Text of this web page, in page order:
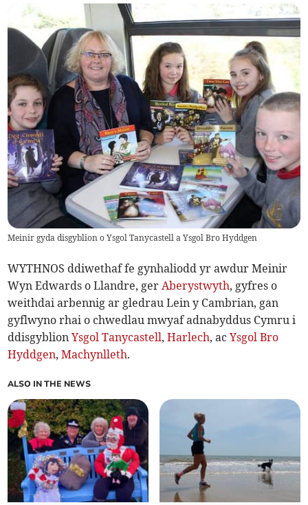
Meinir gyda disgyblion o Ysgol Tanycastell a Ysgol Bro Hyddgen
WYTHNOS ddiwethaf fe gynhaliodd yr awdur Meinir
Wyn Edwards o Llandre, gerAberystwyth, gyfres o
weithdai arbennig ar gledrau Lein y Cambrian, gan
gyflwyno rhai o chwedlau mwyaf adnabyddus Cymru i
ddisgyblionYsgol Tanycastell,Harlech, acYsgol Bro
Hyddgen,Machynlleth.
ALSO IN THE NEWS